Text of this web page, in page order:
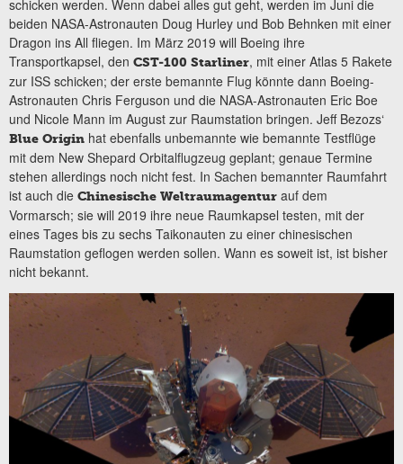
schicken werden. Wenn dabei alles gut geht, werden im Juni die
beiden NASA-Astronauten Doug Hurley und Bob Behnken mit einer
Dragon ins All fliegen. Im März 2019 will Boeing ihre
Transportkapsel, den CST-100 Starliner, mit einer Atlas 5 Rakete
zur ISS schicken; der erste bemannte Flug könnte dann Boeing-
Astronauten Chris Ferguson und die NASA-Astronauten Eric Boe
und Nicole Mann im August zur Raumstation bringen. Jeff Bezozs‘
Blue Origin hat ebenfalls unbemannte wie bemannte Testflüge
mit dem New Shepard Orbitalflugzeug geplant; genaue Termine
stehen allerdings noch nicht fest. In Sachen bemannter Raumfahrt
ist auch die Chinesische Weltraumagentur auf dem
Vormarsch; sie will 2019 ihre neue Raumkapsel testen, mit der
eines Tages bis zu sechs Taikonauten zu einer chinesischen
Raumstation geflogen werden sollen. Wann es soweit ist, ist bisher
nicht bekannt.